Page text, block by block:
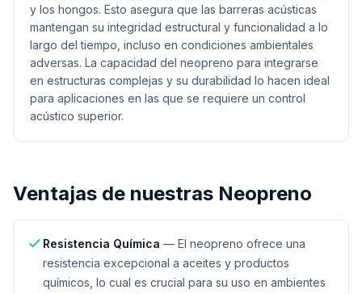
y los hongos. Esto asegura que las barreras acústicas
mantengan su integridad estructural y funcionalidad a lo
largo del tiempo, incluso en condiciones ambientales
adversas. La capacidad del neopreno para integrarse
en estructuras complejas y su durabilidad lo hacen ideal
para aplicaciones en las que se requiere un control
acústico superior.
Ventajas de nuestras Neopreno
Resistencia Química — El neopreno ofrece una
resistencia excepcional a aceites y productos
químicos, lo cual es crucial para su uso en ambientes